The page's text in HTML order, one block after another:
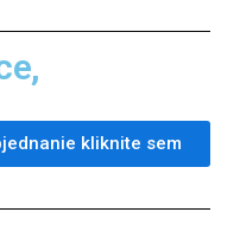
kliknite sem